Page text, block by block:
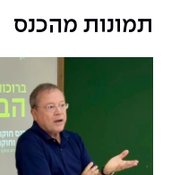
תמונות מהכנס